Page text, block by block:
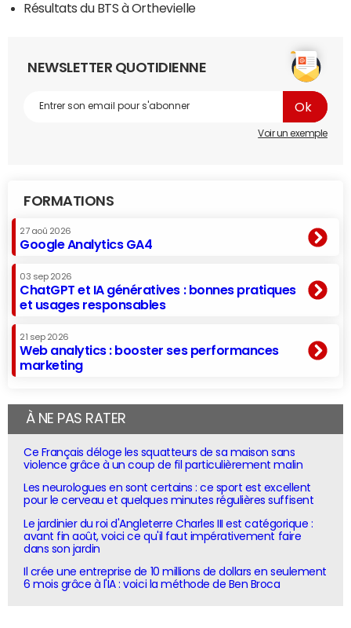
Résultats du BTS à Orthevielle
NEWSLETTER QUOTIDIENNE
Voir un exemple
FORMATIONS
27 aoû 2026
Google Analytics GA4
03 sep 2026
ChatGPT et IA génératives : bonnes pratiques
et usages responsables
21 sep 2026
Web analytics : booster ses performances
marketing
À NE PAS RATER
Ce Français déloge les squatteurs de sa maison sans
violence grâce à un coup de fil particulièrement malin
Les neurologues en sont certains : ce sport est excellent
pour le cerveau et quelques minutes régulières suffisent
Le jardinier du roi d'Angleterre Charles III est catégorique :
avant fin août, voici ce qu'il faut impérativement faire
dans son jardin
Il crée une entreprise de 10 millions de dollars en seulement
6 mois grâce à l'IA : voici la méthode de Ben Broca